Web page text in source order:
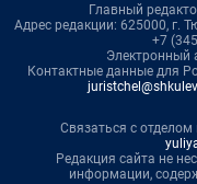
Главный
Адрес редакции: 625000, г.
+7
Электронный
Контактные данные для
Связаться с
Редакция сайта не
информации,